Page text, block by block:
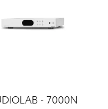
-7000N